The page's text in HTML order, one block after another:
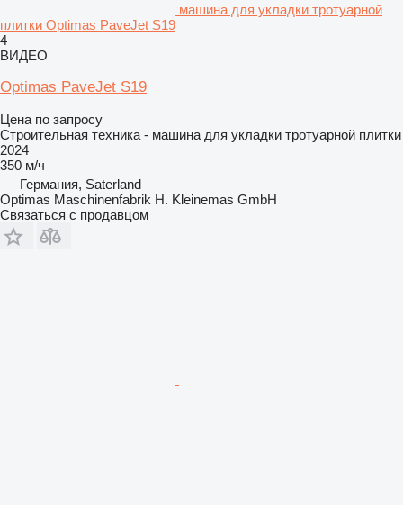
машина для укладки тротуарной
плитки Optimas PaveJet S19
4
ВИДЕО
Optimas PaveJet S19
Цена по запросу
Строительная техника - машина для укладки тротуарной плитки
2024
350 м/ч
Германия, Saterland
Optimas Maschinenfabrik H. Kleinemas GmbH
Связаться с продавцом